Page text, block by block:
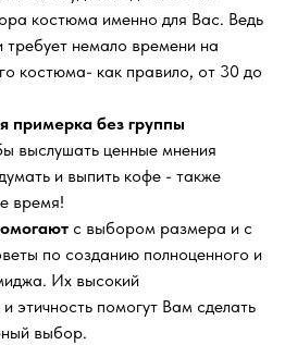
костюма именно для Вас. Ведь
требует немало времени на
костюма- как правило, от 30 до
примерка без группы
выслушать ценные мнения
и выпить кофе - также
время!
с выбором размера и с
по созданию полноценного и
Их высокий
этичность помогут Вам сделать
выбор.